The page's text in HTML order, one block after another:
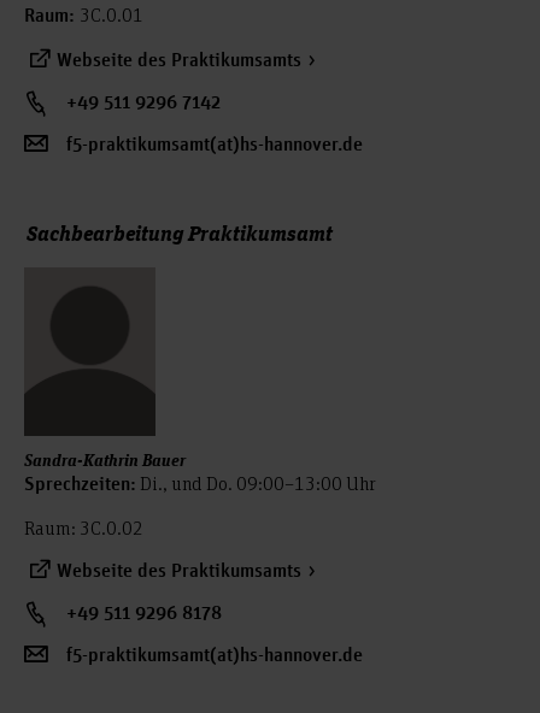
Raum: 3C.0.01
Webseite des Praktikumsamts
+49 511 9296 7142
f5-praktikumsamt(at)hs-hannover.de
Sachbearbeitung Praktikumsamt
Sandra-Kathrin Bauer
Sprechzeiten: Di., und Do. 09:00–13:00 Uhr
Raum: 3C.0.02
Webseite des Praktikumsamts
+49 511 9296 8178
f5-praktikumsamt(at)hs-hannover.de